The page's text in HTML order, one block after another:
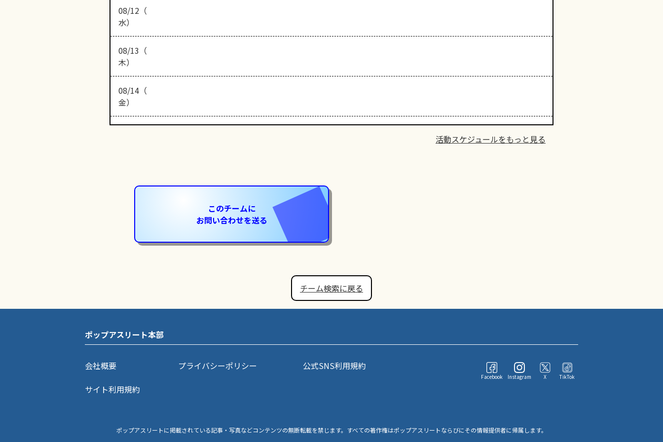
08/12（
水）
08/13（
木）
08/14（
金）
活動スケジュールをもっと見る
このチームに
お問い合わせを送る
チーム検索に戻る
ポップアスリート本部
会社概要 プライバシーポリシー
公式SNS利用規約
サイト利用規約
Facebook Instagram X TikTok
ポップアスリートに掲載されている記事・写真などコンテンツの無断転載を禁じます。すべての著作権はポップアスリートならびにその情報提供者に帰属します。